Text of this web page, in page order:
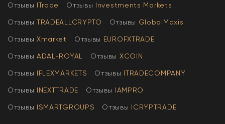
Отзывы ITrade Отзывы Investments Markets
Отзывы TRADEALLCRYPTO Отзывы GlobalMaxis
Отзывы Xmarket Отзывы EUROFXTRADE
Отзывы АDAL-ROYAL Отзывы XCOIN
Отзывы IFLEXMARKETS Отзывы ITRADECOMPANY
Отзывы INEXTTRADE Отзывы IAMPRO
Отзывы ISMARTGROUPS Отзывы ICRYPTRADE